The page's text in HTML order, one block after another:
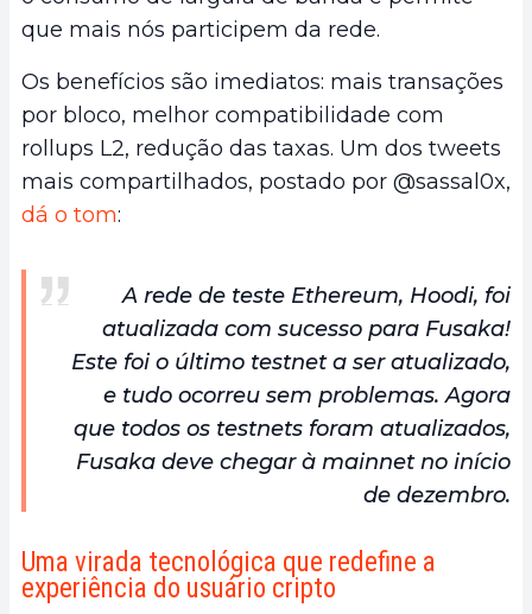
que mais nós participem da rede.
Os benefícios são imediatos: mais transações
por bloco, melhor compatibilidade com
rollups L2, redução das taxas. Um dos tweets
mais compartilhados, postado por @sassal0x,
dá o tom:
A rede de teste Ethereum, Hoodi, foi
atualizada com sucesso para Fusaka!
Este foi o último testnet a ser atualizado,
e tudo ocorreu sem problemas. Agora
que todos os testnets foram atualizados,
Fusaka deve chegar à mainnet no início
de dezembro.
Uma virada tecnológica que redefine a
experiência do usuário cripto